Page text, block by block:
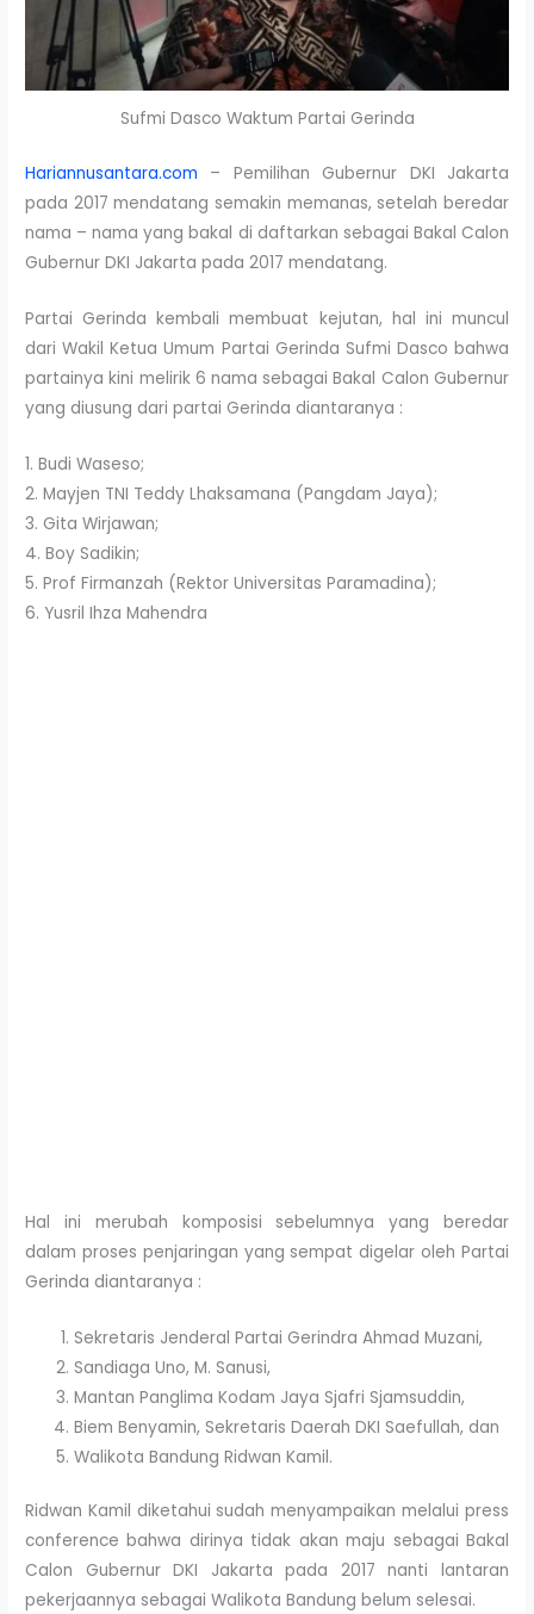
Sufmi Dasco Waktum Partai Gerinda
Hariannusantara.com – Pemilihan Gubernur DKI Jakarta
pada 2017 mendatang semakin memanas, setelah beredar
nama – nama yang bakal di daftarkan sebagai Bakal Calon
Gubernur DKI Jakarta pada 2017 mendatang.
Partai Gerinda kembali membuat kejutan, hal ini muncul
dari Wakil Ketua Umum Partai Gerinda Sufmi Dasco bahwa
partainya kini melirik 6 nama sebagai Bakal Calon Gubernur
yang diusung dari partai Gerinda diantaranya :
1. Budi Waseso;
2. Mayjen TNI Teddy Lhaksamana (Pangdam Jaya);
3. Gita Wirjawan;
4. Boy Sadikin;
5. Prof Firmanzah (Rektor Universitas Paramadina);
6. Yusril Ihza Mahendra
Hal ini merubah komposisi sebelumnya yang beredar
dalam proses penjaringan yang sempat digelar oleh Partai
Gerinda diantaranya :
Sekretaris Jenderal Partai Gerindra Ahmad Muzani,
Sandiaga Uno, M. Sanusi,
Mantan Panglima Kodam Jaya Sjafri Sjamsuddin,
Biem Benyamin, Sekretaris Daerah DKI Saefullah, dan
Walikota Bandung Ridwan Kamil.
Ridwan Kamil diketahui sudah menyampaikan melalui press
conference bahwa dirinya tidak akan maju sebagai Bakal
Calon Gubernur DKI Jakarta pada 2017 nanti lantaran
pekerjaannya sebagai Walikota Bandung belum selesai.